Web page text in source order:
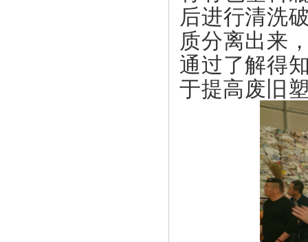
后进行清洗
质分离出来
通过了解得
于提高废旧